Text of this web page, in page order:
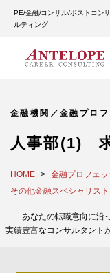
PE/金融/コンサル/ポストコン
ルティング
金融機関／金融プロ
人事部(1)
HOME
金融プロフェ
その他金融スペシャリスト
あなたの転職意向に沿
実績豊富なコンサルタント